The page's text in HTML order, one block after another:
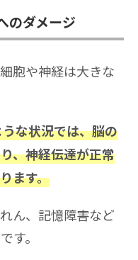
のダメージ
胞や神経は大きな
な状況では、脳の
、神経伝達が正常
ます。
ん、記憶障害など
す。